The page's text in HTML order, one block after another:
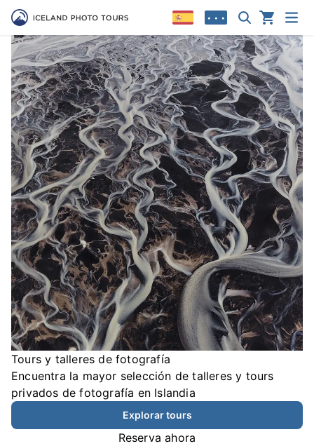
• • •
Tours y talleres de fotografía
Encuentra la mayor selección de talleres y tours
privados de fotografía en Islandia
Explorar tours
Reserva ahora